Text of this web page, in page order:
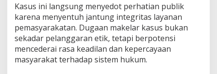
s
a
i
D
i
p
a
Kasus ini langsung menyedot perhatian publik
karena menyentuh jantung integritas layanan
pemasyarakatan. Dugaan makelar kasus bukan
sekadar pelanggaran etik, tetapi berpotensi
mencederai rasa keadilan dan kepercayaan
masyarakat terhadap sistem hukum.